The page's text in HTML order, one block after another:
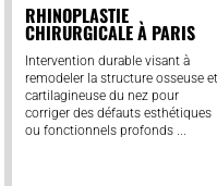
RHINOPLASTIE
CHIRURGICALE À PARIS
Intervention durable visant à
remodeler la structure osseuse et
cartilagineuse du nez pour
corriger des défauts esthétiques
ou fonctionnels profonds ...